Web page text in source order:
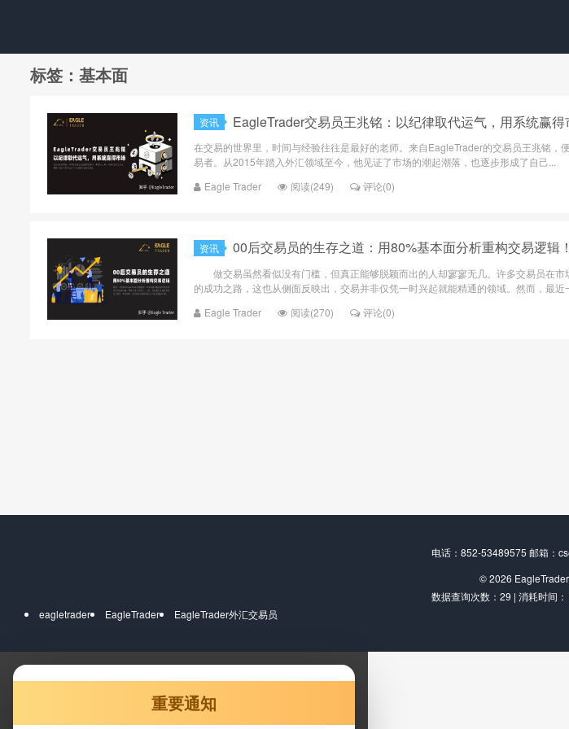
标签：基本面
资讯 EagleTrader交易员王兆铭：以纪律取代运气，用系统赢得
在交易的世界里，时间与经验往往是最好的老师。来自EagleTrader的交易员王兆铭，
易者。从2015年踏入外汇领域至今，他见证了市场的潮起潮落，也逐步形成了自己...
Eagle Trader
阅读(249) 评论(0)
资讯 00后交易员的生存之道：用80%基本面分析重构交易逻辑！
做交易虽然看似没有门槛，但真正能够脱颖而出的人却寥寥无几。许多交易员在市
的成功之路，这也从侧面反映出，交易并非仅凭一时兴起就能精通的领域。然而，最近
Eagle Trader
阅读(270) 评论(0)
电话：852-53489575 邮箱：
© 2026 EagleTrader
数据查询次数：29 | 消耗时间
eagletrader
EagleTrader EagleTrader外汇交易员
重要通知